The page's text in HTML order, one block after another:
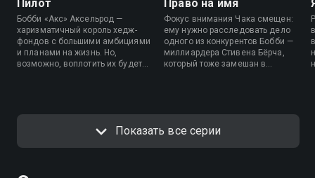
Пилот
Бобби «Акс» Аксельрод —
харизматичный король хедж-
фондов с большими амбициями
и планами на жизнь. Но,
возможно, воплотить их будет
инсайдерской торговле.
Право на имя
Фокус внимания Чака смещен:
ему нужно расследовать дело
одного из конкурентов Бобби —
миллиардера Стивена Бёрча,
который тоже замешан в
Показать все серии